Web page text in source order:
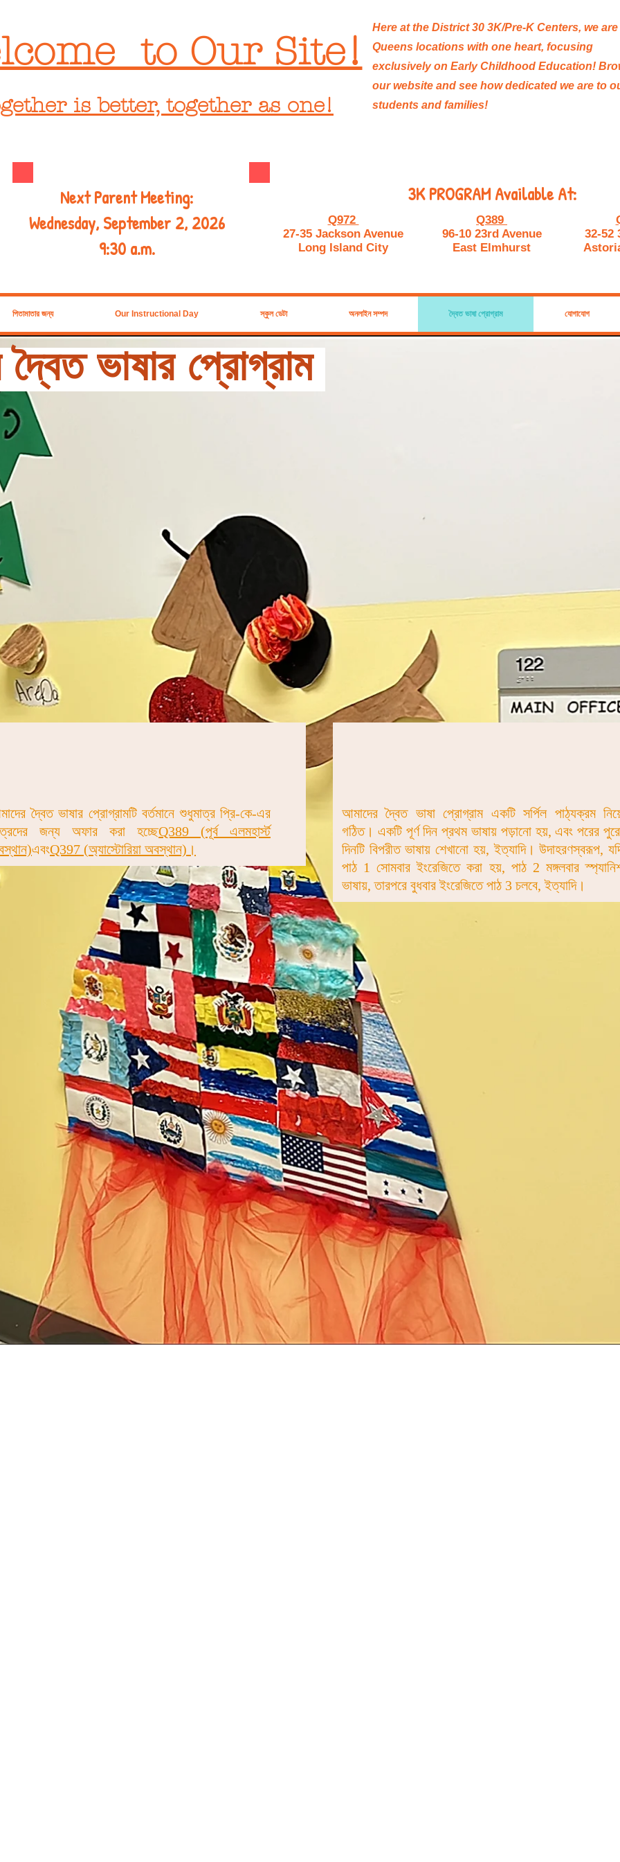
to Our Site!
is better, together as one!
Here at the District 30 3K/Pre-K Centers, we
Queens locations with one heart, focusing
exclusively on Early Childhood Education!
our website and see how dedicated we are to
students and families!
3K PROGRAM Available At:
Q972
27-35 Jackson Avenue
Long Island City
Q389
96-10 23rd Avenue
East Elmhurst
32-52
Next Parent Meeting:
Wednesday, September 2, 2026
9:30 a.m.
পিতামাতার জন্য Our Instructional Day স্কুল ডেটা অনলাইন সম্পদ দ্বৈত ভাষা প্রোগ্রাম যোগাযোগ
ভাষার প্রোগ্রাম
দ্বৈত ভাষার প্রোগ্রামটি বর্তমানে শুধুমাত্র প্রি-কে-এর
জন্য অফার করা হচ্ছেQ389 (পূর্ব এলমহার্স্ট
এবংQ397 (অ্যাস্টোরিয়া অবস্থান)।
আমাদের দ্বৈত ভাষা প্রোগ্রাম একটি সর্পিল পাঠ্যক্রম
গঠিত। একটি পূর্ণ দিন প্রথম ভাষায় পড়ানো হয়, এবং পরের
দিনটি বিপরীত ভাষায় শেখানো হয়, ইত্যাদি। উদাহরণস্বরূপ,
পাঠ 1 সোমবার ইংরেজিতে করা হয়, পাঠ 2 মঙ্গলবার
ভাষায়, তারপরে বুধবার ইংরেজিতে পাঠ 3 চলবে, ইত্যাদি।